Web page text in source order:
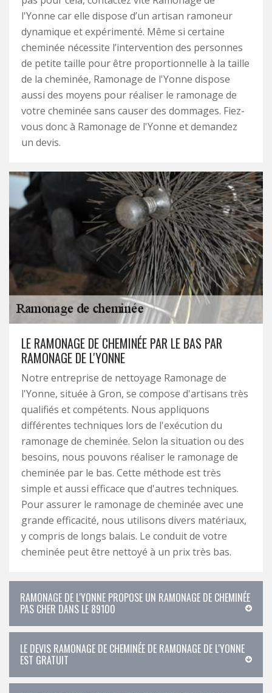
l'Yonne car elle dispose d’un artisan ramoneur
dynamique et expérimenté. Même si certaine
cheminée nécessite l’intervention des personnes
de petite taille pour être proportionnelle à la taille
de la cheminée, Ramonage de l'Yonne dispose
aussi des moyens pour réaliser le ramonage de
votre cheminée sans causer des dommages. Fiez-
vous donc à Ramonage de l'Yonne et demandez
un devis.
LE RAMONAGE DE CHEMINÉE PAR LE BAS PAR
RAMONAGE DE L'YONNE
Notre entreprise de nettoyage Ramonage de
l'Yonne, située à Gron, se compose d'artisans très
qualifiés et compétents. Nous appliquons
différentes techniques lors de l'exécution du
ramonage de cheminée. Selon la situation ou des
besoins, nous pouvons réaliser le ramonage de
cheminée par le bas. Cette méthode est très
simple et aussi efficace que d'autres techniques.
Pour assurer le ramonage de cheminée avec une
grande efficacité, nous utilisons divers matériaux,
y compris de longs balais. Le conduit de votre
cheminée peut être nettoyé à un prix très bas.
RAMONAGE DE L'YONNE PROPOSE UN RAMONAGE DE CHEMINÉE
PAS CHER DANS LE 89100
LE DEVIS RAMONAGE DE CHEMINÉE DE RAMONAGE DE L'YONNE
EST GRATUIT